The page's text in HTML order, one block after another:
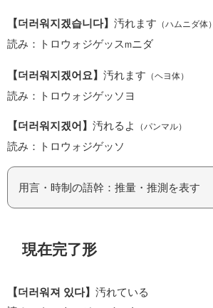
【더러워지겠습니다】 汚れます （ハムニダ体）
読み：トロウォジゲッス m ニダ
【더러워지겠어요】 汚れます （ヘヨ体）
読み：トロウォジゲッソヨ
【더러워지겠어】 汚れるよ （パンマル）
読み：トロウォジゲッソ
用言・時制の語幹：推量・推測を表す
現在完了形
【더러워져 있다】 汚れている